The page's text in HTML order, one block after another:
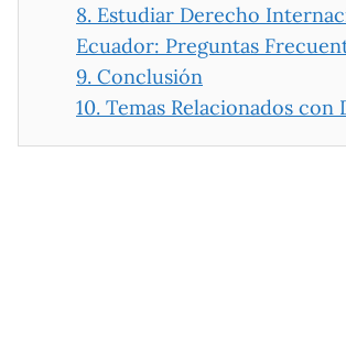
8. Estudiar Derecho
Ecuador: Preguntas
9. Conclusión
10. Temas Relacionados con